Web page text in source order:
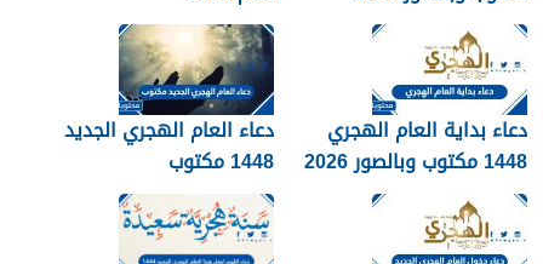
دعاء بداية العام الهجري
1448 مكتوب وبالصور 2026
دعاء العام الهجري الجديد
1448 مكتوب